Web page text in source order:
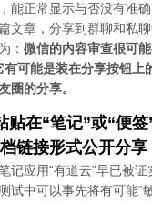
能正常显示与否没有准
文章，分享到群聊和私
： 微信的内容审查很可
有可能是装在分享按钮上
圈的分享。
贴在“笔记”或“便签
链接形式公开分享
记应用“有道云”早已被证
试中可以事先将有可能“